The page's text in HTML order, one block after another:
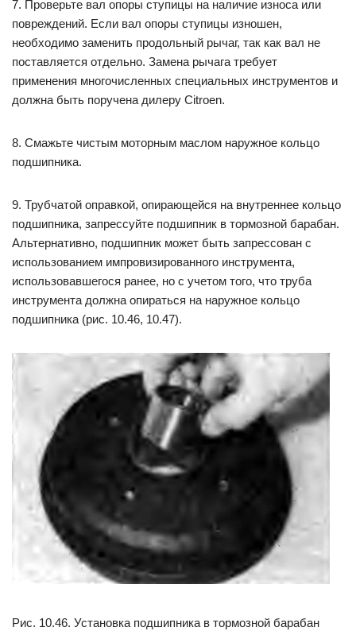
7. Проверьте вал опоры ступицы на наличие износа или
повреждений. Если вал опоры ступицы изношен,
необходимо заменить продольный рычаг, так как вал не
поставляется отдельно. Замена рычага требует
применения многочисленных специальных инструментов и
должна быть поручена дилеру Citroen.
8. Смажьте чистым моторным маслом наружное кольцо
подшипника.
9. Трубчатой оправкой, опирающейся на внутреннее кольцо
подшипника, запрессуйте подшипник в тормозной барабан.
Альтернативно, подшипник может быть запрессован с
использованием импровизированного инструмента,
использовавшегося ранее, но с учетом того, что труба
инструмента должна опираться на наружное кольцо
подшипника (рис. 10.46, 10.47).
Рис. 10.46. Установка подшипника в тормозной барабан